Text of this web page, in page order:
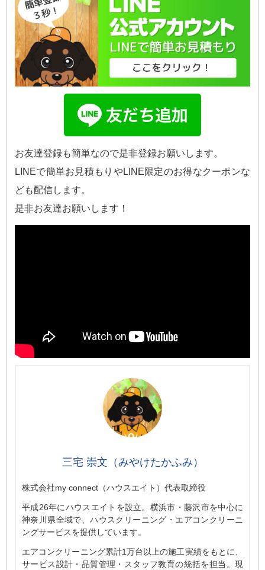
お友達登録も簡単なので是非登録お願いします。
LINEで簡単お見積もりやLINE限定のお得なクーポンな
ども配信します。
是非お友達お願いします！
三宅 崇文（みやけたかふみ）
株式会社my connect（ハウスエイト）代表取締役
平成26年にハウスエイトを設立。横浜市・藤沢市を中心に
神奈川県全域で、ハウスクリーニング・エアコンクリーニ
ングサービスを提供しています。
エアコンクリーニング累計1万台以上の施工実績をもとに、
サービス設計・品質管理・スタッフ教育の統括を担当。現